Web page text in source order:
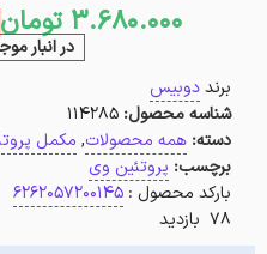
3.680.000 تومان
در انبار
برنددوبیس
شناسه محصول: 114285
دسته: همه محصولات, مکمل
برچسب: پروتئین وی
بارکد محصول : 6262057200145
78 بازدید